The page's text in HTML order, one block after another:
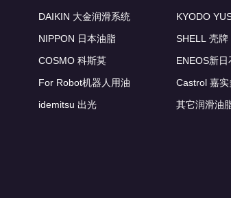
DAIKIN 大金润滑系统
KYODO
NIPPON 日本油脂
SHELL 壳牌
COSMO 科斯莫
ENEOS新日
For Robot机器人用油
Castrol 嘉实
idemitsu 出光
其它润滑油